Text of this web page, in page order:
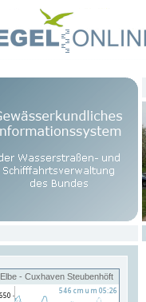
Elbe - Cuxhaven Steubenhöft